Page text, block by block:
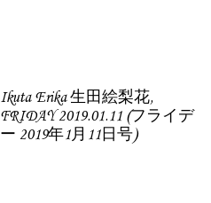
Ikuta Erika 生田絵梨花,
FRIDAY 2019.01.11 (フライデ
ー 2019年1月11日号)